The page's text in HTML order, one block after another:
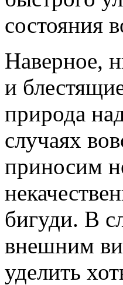
Наверное,
и
природа
случаях
приносим
бигуди. В
внешним
уделить